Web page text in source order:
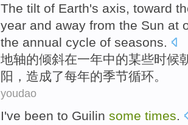
The tilt of Earth's axis toward
year and away from the Sun at
the annual cycle of seasons
地轴的倾斜在一年中的某些时候
阳， 造成了每年的季节循环。
youdao
I've been to Guilin some times.